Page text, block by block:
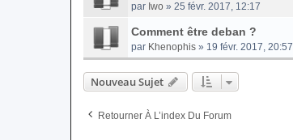
par Iwo » 25 févr. 2017, 12:17
Comment être deban ?
par Khenophis » 19 févr. 2017, 20:57
Nouveau Sujet
Retourner À L’index Du Forum